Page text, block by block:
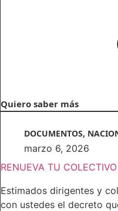
Quiero saber más
DOCUMENTOS,
marzo 6, 2026
RENUEVA TU
Estimados dirigentes y
con ustedes el decreto